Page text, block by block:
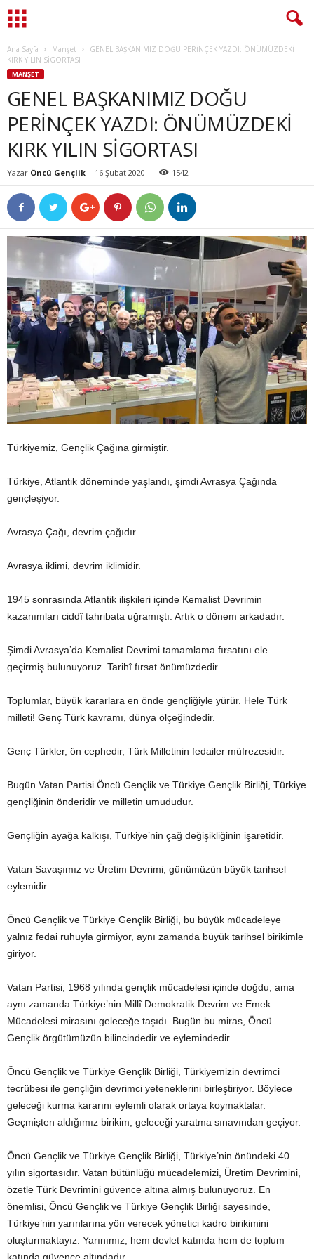
Ana Sayfa Manşet
GENEL BAŞKANIMIZ DOĞU PERİNÇEK YAZDI: ÖNÜMÜZDEKİ
KIRK YILIN SİGORTASI
MANŞET
GENEL BAŞKANIMIZ DOĞU
PERİNÇEK YAZDI: ÖNÜMÜZDEKİ
KIRK YILIN SİGORTASI
Yazar Öncü Gençlik - 16 Şubat 2020 1542
Türkiyemiz, Gençlik Çağına girmiştir.
Türkiye, Atlantik döneminde yaşlandı, şimdi Avrasya Çağında
gençleşiyor.
Avrasya Çağı, devrim çağıdır.
Avrasya iklimi, devrim iklimidir.
1945 sonrasında Atlantik ilişkileri içinde Kemalist Devrimin
kazanımları ciddî tahribata uğramıştı. Artık o dönem arkadadır.
Şimdi Avrasya’da Kemalist Devrimi tamamlama fırsatını ele
geçirmiş bulunuyoruz. Tarihî fırsat önümüzdedir.
Toplumlar, büyük kararlara en önde gençliğiyle yürür. Hele Türk
milleti! Genç Türk kavramı, dünya ölçeğindedir.
Genç Türkler, ön cephedir, Türk Milletinin fedailer müfrezesidir.
Bugün Vatan Partisi Öncü Gençlik ve Türkiye Gençlik Birliği, Türkiye
gençliğinin önderidir ve milletin umududur.
Gençliğin ayağa kalkışı, Türkiye’nin çağ değişikliğinin işaretidir.
Vatan Savaşımız ve Üretim Devrimi, günümüzün büyük tarihsel
eylemidir.
Öncü Gençlik ve Türkiye Gençlik Birliği, bu büyük mücadeleye
yalnız fedai ruhuyla girmiyor, aynı zamanda büyük tarihsel birikimle
giriyor.
Vatan Partisi, 1968 yılında gençlik mücadelesi içinde doğdu, ama
aynı zamanda Türkiye’nin Millî Demokratik Devrim ve Emek
Mücadelesi mirasını geleceğe taşıdı. Bugün bu miras, Öncü
Gençlik örgütümüzün bilincindedir ve eylemindedir.
Öncü Gençlik ve Türkiye Gençlik Birliği, Türkiyemizin devrimci
tecrübesi ile gençliğin devrimci yeteneklerini birleştiriyor. Böylece
geleceği kurma kararını eylemli olarak ortaya koymaktalar.
Geçmişten aldığımız birikim, geleceği yaratma sınavından geçiyor.
Öncü Gençlik ve Türkiye Gençlik Birliği, Türkiye’nin önündeki 40
yılın sigortasıdır. Vatan bütünlüğü mücadelemizi, Üretim Devrimini,
özetle Türk Devrimini güvence altına almış bulunuyoruz. En
önemlisi, Öncü Gençlik ve Türkiye Gençlik Birliği sayesinde,
Türkiye’nin yarınlarına yön verecek yönetici kadro birikimini
oluşturmaktayız. Yarınımız, hem devlet katında hem de toplum
katında güvence altındadır.